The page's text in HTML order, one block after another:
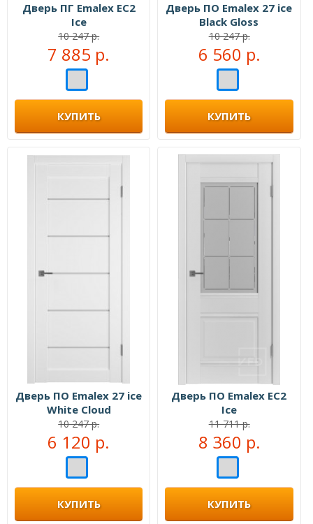
Дверь ПГ Emalex EC2
Ice
10 247 р.
7 885 р.
КУПИТЬ
Дверь ПО Emalex 27 ice
Black Gloss
10 247 р.
6 560 р.
КУПИТЬ
Дверь ПО Emalex 27 ice
White Cloud
10 247 р.
6 120 р.
КУПИТЬ
Дверь ПО Emalex EC2
Ice
11 711 р.
8 360 р.
КУПИТЬ